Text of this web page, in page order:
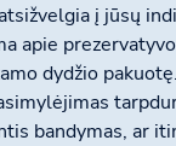
į jūsų
apie
dydžio
bandymas, ar